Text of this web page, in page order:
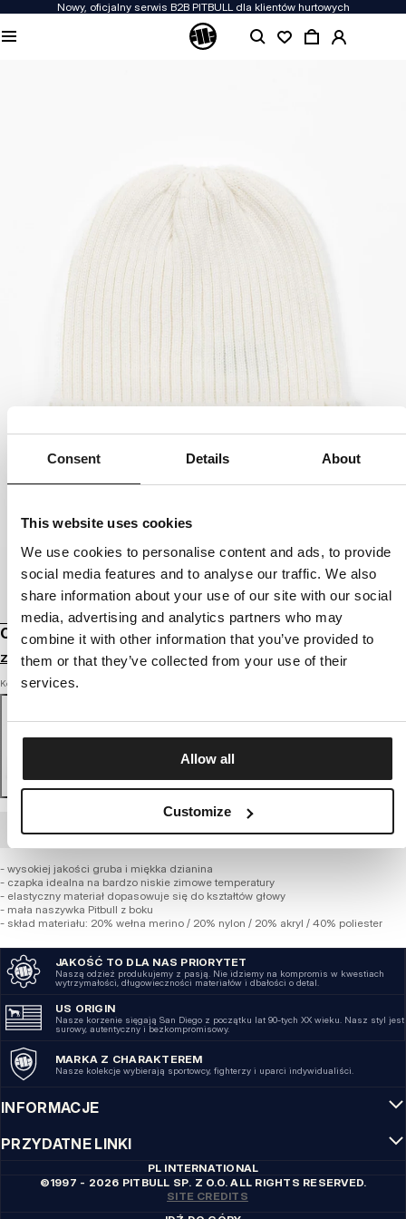
Consent Details About
This website uses cookies
We use cookies to personalise content and ads, to provide
social media features and to analyse our traffic. We also
share information about your use of our site with our social
media, advertising and analytics partners who may
combine it with other information that you’ve provided to
them or that they’ve collected from your use of their
services.
Allow all
Customize
Nowy, oficjalny serwis B2B PITBULL dla klientów hurtowych
CZAPKA ZIMOWA ACACIA
Zaloguj się by zobaczyć ceny
Kolor: white
ZAMÓWIENIE HURTOWE
- wysokiej jakości gruba i miękka dzianina
- czapka idealna na bardzo niskie zimowe temperatury
- elastyczny materiał dopasowuje się do kształtów głowy
- mała naszywka Pitbull z boku
- skład materiału: 20% wełna merino / 20% nylon / 20% akryl / 40% poliester
JAKOŚĆ TO DLA NAS PRIORYTET
Naszą odzież produkujemy z pasją. Nie idziemy na kompromis w kwestiach
wytrzymałości, długowieczności materiałów i dbałości o detal.
US ORIGIN
Nasze korzenie sięgają San Diego z początku lat 90-tych XX wieku. Nasz styl jest
surowy, autentyczny i bezkompromisowy.
MARKA Z CHARAKTEREM
Nasze kolekcje wybierają sportowcy, fighterzy i uparci indywidualiści.
INFORMACJE
PRZYDATNE LINKI
PL INTERNATIONAL
©1997 - 2026 PITBULL SP. Z O.O. ALL RIGHTS RESERVED.
SITE CREDITS